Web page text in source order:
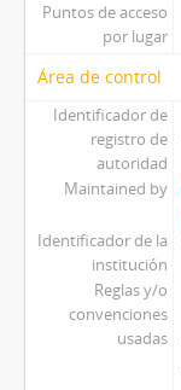
Puntos de acceso
por lugar
Área de control
Identificador de
registro de
autoridad
Maintained by
Identificador de la
institución
Reglas y/o
convenciones
usadas